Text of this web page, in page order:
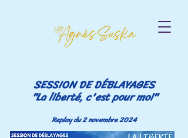
SESSION DE DÉBLAYAGES
"La liberté, c'est pour moi"
Replay du 2 novembre 2024